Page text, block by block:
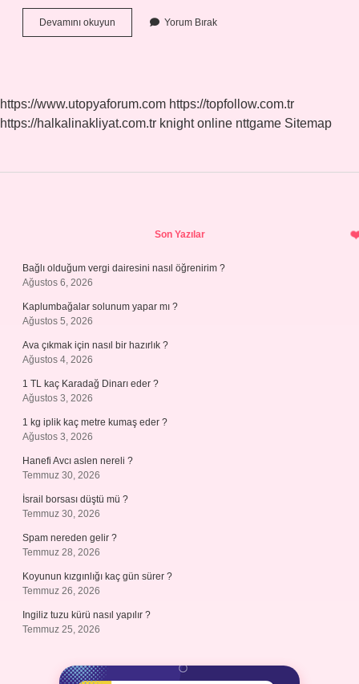
Devamını okuyun
Bir
Yorum Bırak
https://www.utopyaforum.com https://topfollow.com.tr
https://halkalinakliyat.com.tr knight online nttgame Sitemap
Son Yazılar
Bağlı olduğum vergi dairesini nasıl öğrenirim ?
Ağustos 6, 2026
Kaplumbağalar solunum yapar mı ?
Ağustos 5, 2026
Ava çıkmak için nasıl bir hazırlık ?
Ağustos 4, 2026
1 TL kaç Karadağ Dinarı eder ?
Ağustos 3, 2026
1 kg iplik kaç metre kumaş eder ?
Ağustos 3, 2026
Hanefi Avcı aslen nereli ?
Temmuz 30, 2026
İsrail borsası düştü mü ?
Temmuz 30, 2026
Spam nereden gelir ?
Temmuz 28, 2026
Koyunun kızgınlığı kaç gün sürer ?
Temmuz 26, 2026
Ingiliz tuzu kürü nasıl yapılır ?
Temmuz 25, 2026